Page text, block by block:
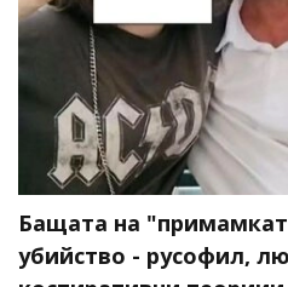
Бащата на
убийство - русофил,